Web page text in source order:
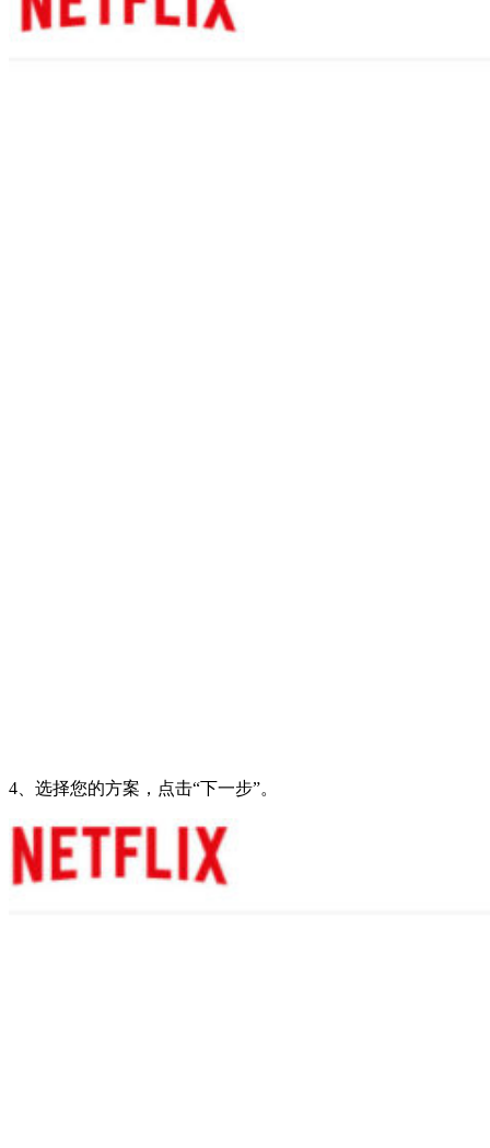
4、选择您的方案，点击“下一步”。